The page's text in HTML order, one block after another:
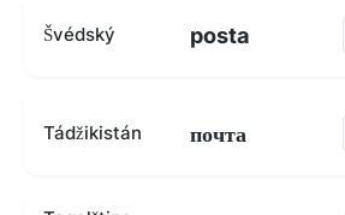
Švédský posta
Tádžikistán почта